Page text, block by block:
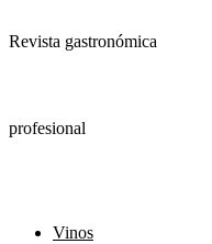
Revista gastronómica
profesional
Vinos